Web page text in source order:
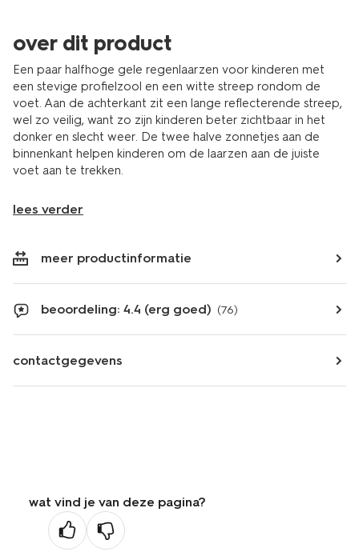
over dit product
Een paar halfhoge gele regenlaarzen voor kinderen met
een stevige profielzool en een witte streep rondom de
voet. Aan de achterkant zit een lange reflecterende streep,
wel zo veilig, want zo zijn kinderen beter zichtbaar in het
donker en slecht weer. De twee halve zonnetjes aan de
binnenkant helpen kinderen om de laarzen aan de juiste
voet aan te trekken.
lees verder
meer productinformatie
beoordeling: 4.4 (erg goed) (76)
contactgegevens
wat vind je van deze pagina?